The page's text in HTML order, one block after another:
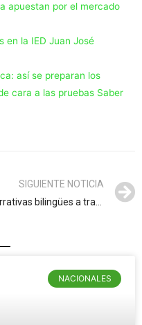
apuestan por el mercado
en la IED Juan José
así se preparan los
cara a las pruebas Saber
SIGUIENTE NOTICIA
NACIONALES